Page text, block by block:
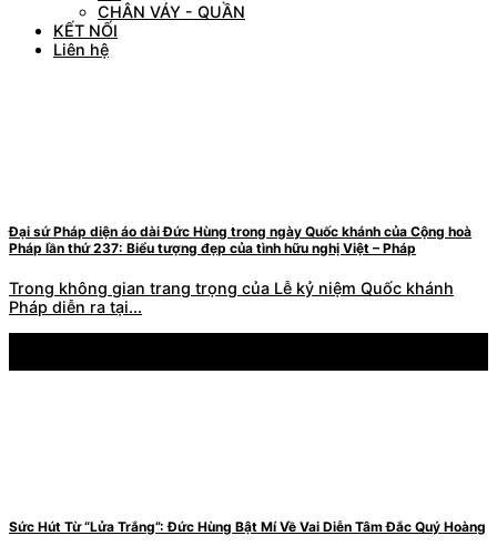
CHÂN VÁY - QUẦN
KẾT NỐI
Liên hệ
Đại sứ Pháp diện áo dài Đức Hùng trong ngày Quốc khánh của Cộng hoà
Pháp lần thứ 237: Biểu tượng đẹp của tình hữu nghị Việt – Pháp
Trong không gian trang trọng của Lễ kỷ niệm Quốc khánh
Pháp diễn ra tại...
Sức Hút Từ “Lửa Trắng”: Đức Hùng Bật Mí Về Vai Diễn Tâm Đắc Quý Hoàng